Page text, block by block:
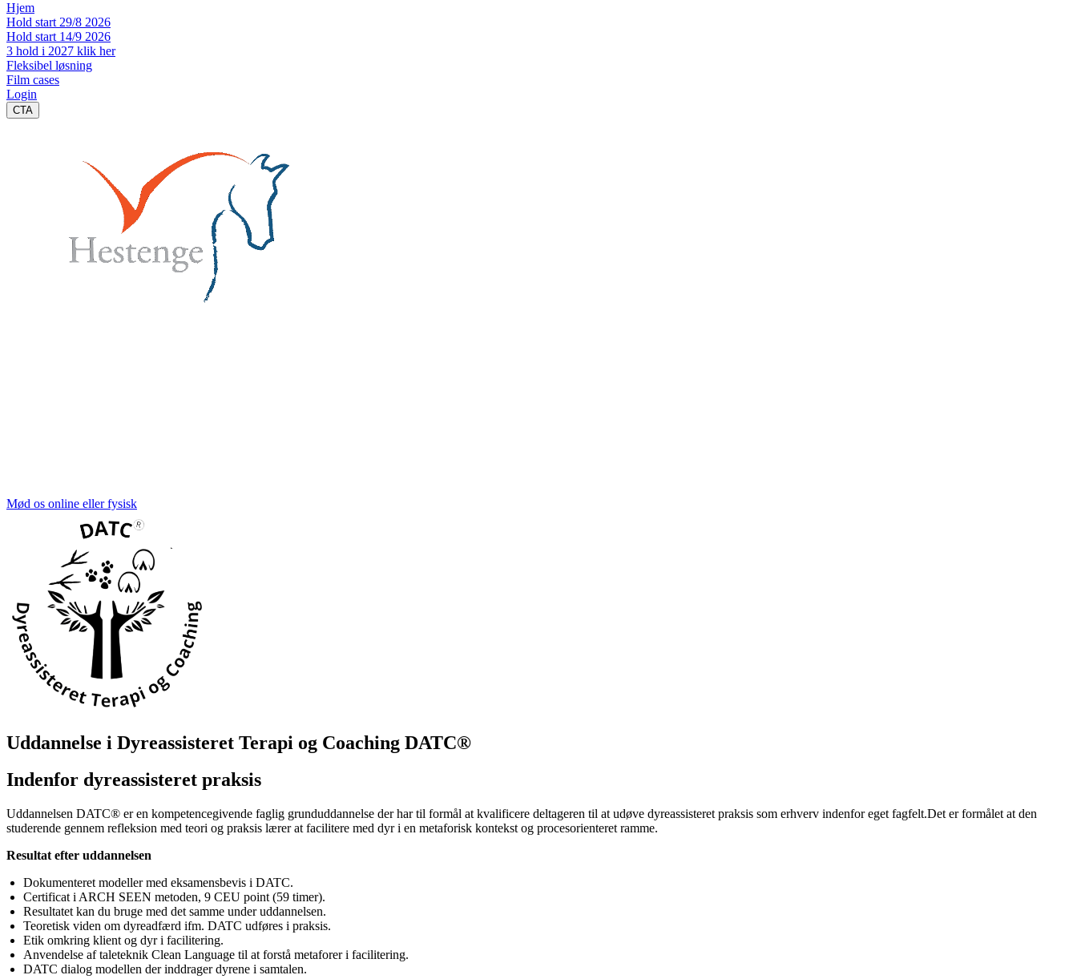
Hjem
Hold start 29/8 2026
Hold start 14/9 2026
3 hold i 2027 klik her
Fleksibel løsning
Film cases
Login
CTA
Mød os online eller fysisk
Uddannelse i Dyreassisteret Terapi og Coaching DATC®
Indenfor dyreassisteret praksis
Uddannelsen DATC® er en kompetencegivende faglig grunduddannelse der har til formål at kvalificere deltageren til at udøve dyreassisteret praksis som erhverv indenfor eget fagfelt.Det er formålet at den
studerende gennem refleksion med teori og praksis lærer at facilitere med dyr i en metaforisk kontekst og procesorienteret ramme.
Resultat efter uddannelsen
Dokumenteret modeller med eksamensbevis i DATC.
Certificat i ARCH SEEN metoden, 9 CEU point (59 timer).
Resultatet kan du bruge med det samme under uddannelsen.
Teoretisk viden om dyreadfærd ifm. DATC udføres i praksis.
Etik omkring klient og dyr i facilitering.
Anvendelse af taleteknik Clean Language til at forstå metaforer i facilitering.
DATC dialog modellen der inddrager dyrene i samtalen.